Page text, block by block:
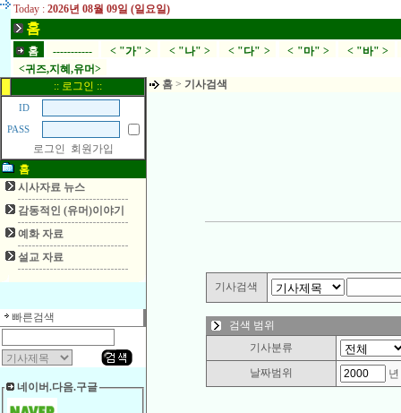
Today : 2026년 08월 09일 (일요일)
홈
홈 ----------- < "가" > < "나" > < "다" > < "마" > < "바" >
<귀즈,지혜,유머>
:: 로그인 ::
ID
PASS
로그인
회원가입
홈
시사자료 뉴스
감동적인 (유머)이야기
예화 자료
설교 자료
빠른검색
네이버.다음.구글
홈 > 기사검색
기사검색
검색 범위
기사분류
날짜범위